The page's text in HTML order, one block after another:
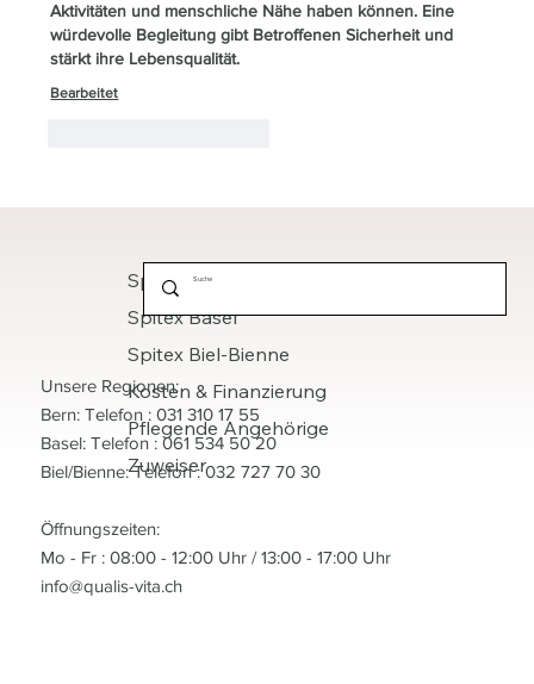
Aktivitäten und menschliche Nähe haben können. Eine
würdevolle Begleitung gibt Betroffenen Sicherheit und
stärkt ihre Lebensqualität.
Bearbeitet
Unsere Regionen:
Bern: Telefon : 031 310 17 55
Basel: Telefon : 061 534 50 20
Biel/Bienne: Telefon : 032 727 70 30
Öffnungszeiten:
Mo - Fr : 08:00 - 12:00 Uhr / 13:00 - 17:00 Uhr
info@qualis-vita.ch
Spitex Bern
Spitex Basel
Spitex Biel-Bienne
Kosten & Finanzierung
Pflegende Angehörige
Zuweiser